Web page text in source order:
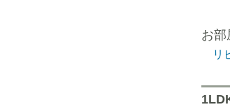
お部
リ